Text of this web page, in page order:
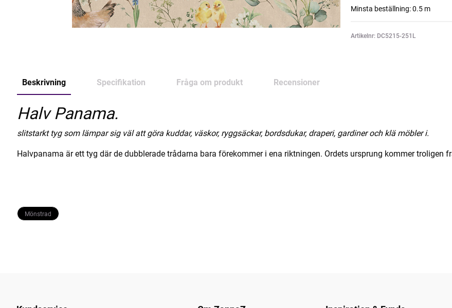
Minsta beställning: 0.5 m
Artikelnr: DC5215-251L
Beskrivning Specifikation Fråga om produkt Recensioner
Halv Panama.
slitstarkt tyg som lämpar sig väl att göra kuddar, väskor, ryggsäckar, bordsdukar, draperi, gardiner och klä möbler i.
Halvpanama är ett tyg där de dubblerade trådarna bara förekommer i ena riktningen. Ordets ursprung kommer troligen
Mönstrad